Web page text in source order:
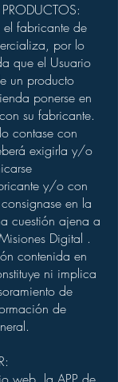
fabricante de
por lo
que el Usuario
un producto
ponerse en
su fabricante.
contase con
exigirla y/o
y/o con
en la
cuestión ajena a
Digital .
contenida en
ni implica
de
de